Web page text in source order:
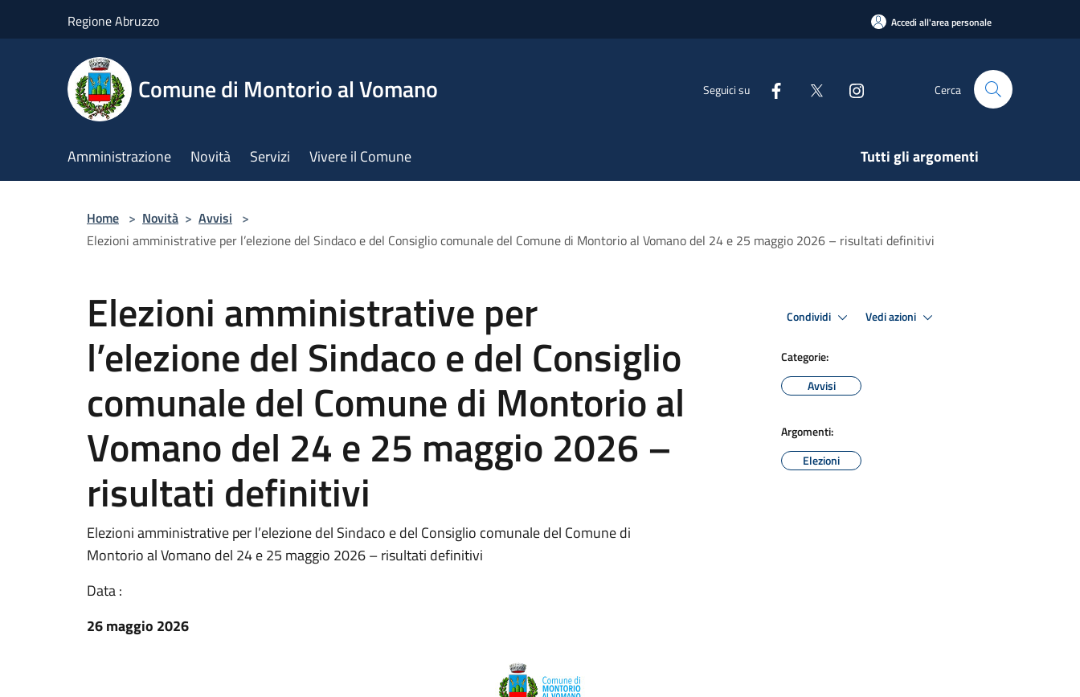
Regione Abruzzo Accedi all'area personale
Comune di Montorio al Vomano Seguici su Cerca
Amministrazione Novità Servizi Vivere il Comune Tutti gli argomenti
Home > Novità > Avvisi >
Elezioni amministrative per l’elezione del Sindaco e del Consiglio comunale del Comune di Montorio al Vomano del 24 e 25 maggio 2026 – risultati definitivi
Elezioni amministrative per
l’elezione del Sindaco e del Consiglio
comunale del Comune di Montorio al
Vomano del 24 e 25 maggio 2026 –
risultati definitivi
Elezioni amministrative per l’elezione del Sindaco e del Consiglio comunale del Comune di
Montorio al Vomano del 24 e 25 maggio 2026 – risultati definitivi
Data :
26 maggio 2026
Condividi Vedi azioni
Categorie:
Avvisi
Argomenti:
Elezioni